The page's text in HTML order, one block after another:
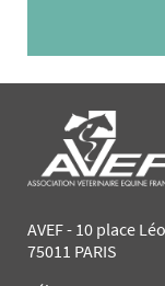
AVEF - 10 place
75011 PARIS